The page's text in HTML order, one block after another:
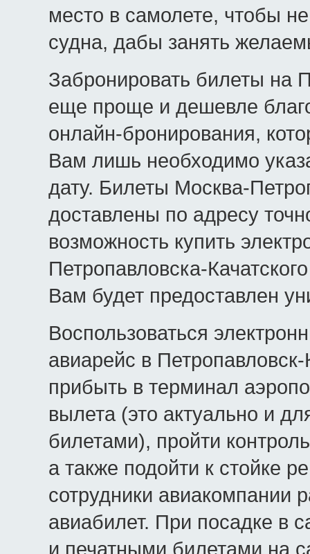
место в самолете, чтобы
судна, дабы занять
Забронировать билеты на
еще проще и дешевле
онлайн-бронирования,
Вам лишь необходимо
дату. Билеты Москва-
доставлены по адресу
возможность купить
Петропавловска-
Вам будет предоставлен
Воспользоваться
авиарейс в
прибыть в терминал
вылета (это актуально и
билетами), пройти
а также подойти к стойке
сотрудники авиакомпании
авиабилет. При посадке в
и печатными билетами на